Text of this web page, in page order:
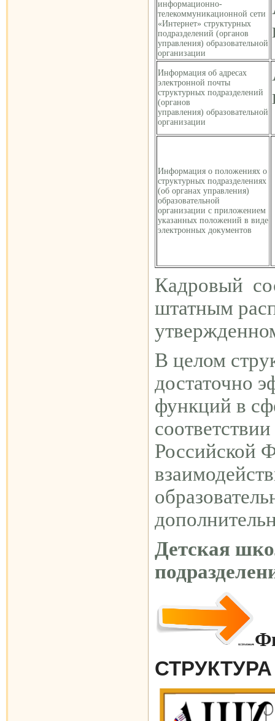
информационно-
телекоммуникационной сети
«Интернет» структурных
подразделений (органов
управления) образовательной
организации
Информация об адресах
электронной почты
структурных подразделений
(органов
управления) образовательной
организации
Информация о положениях о
структурных подразделениях
(об органах управления)
образовательной
организации с приложением
указанных положений в виде
электронных документов
Кадровый
штатным
В целом
достаточно
функций в
Российской
Детская